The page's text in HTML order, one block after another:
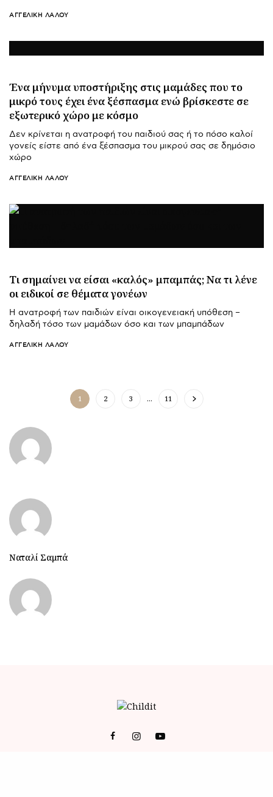
ΑΓΓΕΛΙΚΉ ΛΆΛΟΥ
Ένα μήνυμα υποστήριξης στις μαμάδες που το
μικρό τους έχει ένα ξέσπασμα ενώ βρίσκεστε σε
εξωτερικό χώρο με κόσμο
Δεν κρίνεται η ανατροφή του παιδιού σας ή το πόσο καλοί
γονείς είστε από ένα ξέσπασμα του μικρού σας σε δημόσιο
χώρο
ΑΓΓΕΛΙΚΉ ΛΆΛΟΥ
Τι σημαίνει να είσαι «καλός» μπαμπάς; Να τι λένε
οι ειδικοί σε θέματα γονέων
Η ανατροφή των παιδιών είναι οικογενειακή υπόθεση –
δηλαδή τόσο των μαμάδων όσο και των μπαμπάδων
ΑΓΓΕΛΙΚΉ ΛΆΛΟΥ
1 2 3 … 11
Ναταλί Σαμπά